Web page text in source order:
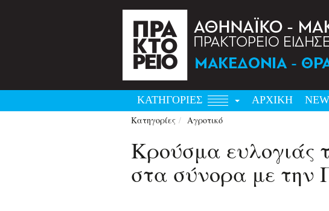
ΚΑΤΗΓΟΡΙΕΣ ΑΡΧΙΚΗ
Κατηγορίες Αγροτικό
Kρούσμα ευλογιάς
στα σύνορα με την